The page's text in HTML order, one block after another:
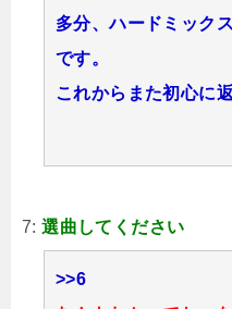
多分、ハードミック
です。
これからまた初心に
7:選曲してください
>>6